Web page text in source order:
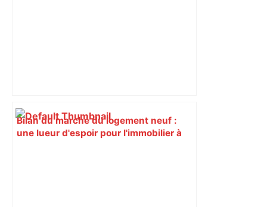
Bilan du marché du logement neuf :
une lueur d'espoir pour l'immobilier à